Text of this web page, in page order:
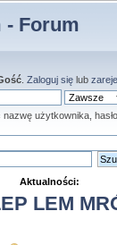
- Forum
. Zaloguj sięlub
użytkownika,
Aktualności:
LEM